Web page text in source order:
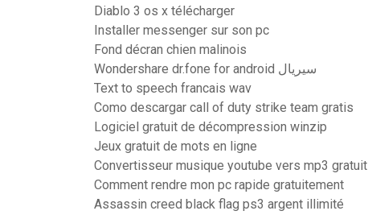
Diablo 3 os x télécharger
Installer messenger sur son pc
Fond décran chien malinois
Wondershare dr.fone for android سيريال
Text to speech francais wav
Como descargar call of duty strike team gratis
Logiciel gratuit de décompression winzip
Jeux gratuit de mots en ligne
Convertisseur musique youtube vers mp3 gratuit
Comment rendre mon pc rapide gratuitement
Assassin creed black flag ps3 argent illimité